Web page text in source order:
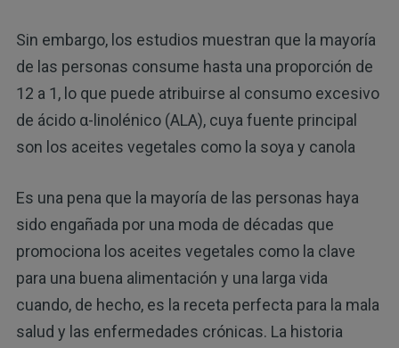
Sin embargo, los estudios muestran que la mayoría
de las personas consume hasta una proporción de
12 a 1, lo que puede atribuirse al consumo excesivo
de ácido α-linolénico (ALA), cuya fuente principal
son los aceites vegetales como la soya y canola
Es una pena que la mayoría de las personas haya
sido engañada por una moda de décadas que
promociona los aceites vegetales como la clave
para una buena alimentación y una larga vida
cuando, de hecho, es la receta perfecta para la mala
salud y las enfermedades crónicas. La historia